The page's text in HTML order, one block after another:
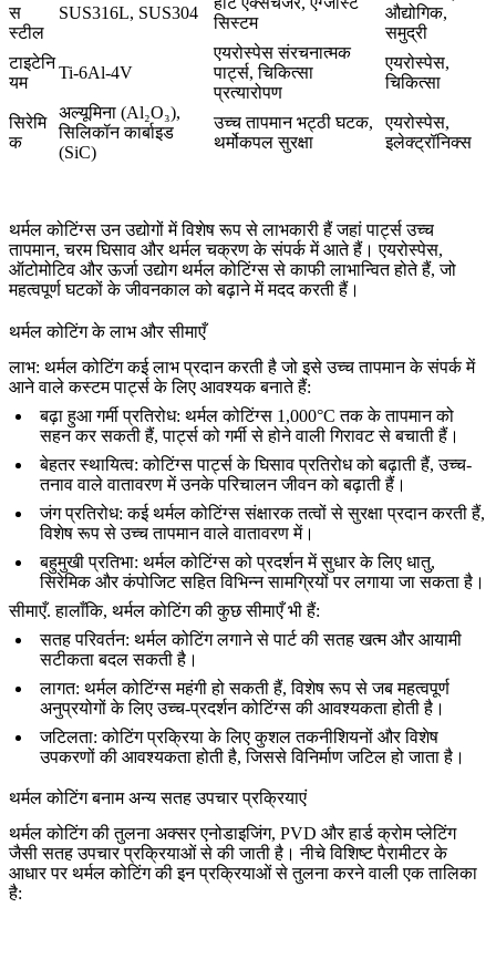
स
स्टील
SUS316L, SUS304
सिस्टम
औद्योगिक,
समुद्री
टाइटेनि
यम
Ti-6Al-4V
एयरोस्पेस संरचनात्मक
पार्ट्स, चिकित्सा
प्रत्यारोपण
एयरोस्पेस,
चिकित्सा
सिरेमि
क
अल्यूमिना (Al₂O₃),
सिलिकॉन कार्बाइड
(SiC)
उच्च तापमान भट्ठी घटक,
थर्मोकपल सुरक्षा
एयरोस्पेस,
इलेक्ट्रॉनिक्स
थर्मल कोटिंग्स उन उद्योगों में विशेष रूप से लाभकारी हैं जहां पार्ट्स उच्च
तापमान, चरम घिसाव और थर्मल चक्रण के संपर्क में आते हैं। एयरोस्पेस,
ऑटोमोटिव और ऊर्जा उद्योग थर्मल कोटिंग्स से काफी लाभान्वित होते हैं, जो
महत्वपूर्ण घटकों के जीवनकाल को बढ़ाने में मदद करती हैं।
थर्मल कोटिंग के लाभ और सीमाएँ
लाभ: थर्मल कोटिंग कई लाभ प्रदान करती है जो इसे उच्च तापमान के संपर्क में
आने वाले कस्टम पार्ट्स के लिए आवश्यक बनाते हैं:
बढ़ा हुआ गर्मी प्रतिरोध: थर्मल कोटिंग्स 1,000°C तक के तापमान को
सहन कर सकती हैं, पार्ट्स को गर्मी से होने वाली गिरावट से बचाती हैं।
बेहतर स्थायित्व: कोटिंग्स पार्ट्स के घिसाव प्रतिरोध को बढ़ाती हैं, उच्च-
तनाव वाले वातावरण में उनके परिचालन जीवन को बढ़ाती हैं।
जंग प्रतिरोध: कई थर्मल कोटिंग्स संक्षारक तत्वों से सुरक्षा प्रदान करती हैं,
विशेष रूप से उच्च तापमान वाले वातावरण में।
बहुमुखी प्रतिभा: थर्मल कोटिंग्स को प्रदर्शन में सुधार के लिए धातु,
सिरेमिक और कंपोजिट सहित विभिन्न सामग्रियों पर लगाया जा सकता है।
सीमाएँ. हालाँकि, थर्मल कोटिंग की कुछ सीमाएँ भी हैं:
सतह परिवर्तन: थर्मल कोटिंग लगाने से पार्ट की सतह खत्म और आयामी
सटीकता बदल सकती है।
लागत: थर्मल कोटिंग्स महंगी हो सकती हैं, विशेष रूप से जब महत्वपूर्ण
अनुप्रयोगों के लिए उच्च-प्रदर्शन कोटिंग्स की आवश्यकता होती है।
जटिलता: कोटिंग प्रक्रिया के लिए कुशल तकनीशियनों और विशेष
उपकरणों की आवश्यकता होती है, जिससे विनिर्माण जटिल हो जाता है।
थर्मल कोटिंग बनाम अन्य सतह उपचार प्रक्रियाएं
थर्मल कोटिंग की तुलना अक्सर एनोडाइजिंग, PVD और हार्ड क्रोम प्लेटिंग
जैसी सतह उपचार प्रक्रियाओं से की जाती है। नीचे विशिष्ट पैरामीटर के
आधार पर थर्मल कोटिंग की इन प्रक्रियाओं से तुलना करने वाली एक तालिका
है: